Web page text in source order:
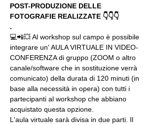
POST-PRODUZIONE DELLE
FOTOGRAFIE REALIZZATE 👇👇👇
.
💻📲💥 Al workshop sul campo è possibile
integrare un' AULA VIRTUALE IN VIDEO-
CONFERENZA di gruppo (ZOOM o altro
canale/software che in sostituzione verrà
comunicato) della durata di 120 minuti (in
base alla necessità in opera) con tutti i
partecipanti al workshop che abbiano
acquistato questa opzione.
L'aula virtuale sarà divisa in due parti. Il